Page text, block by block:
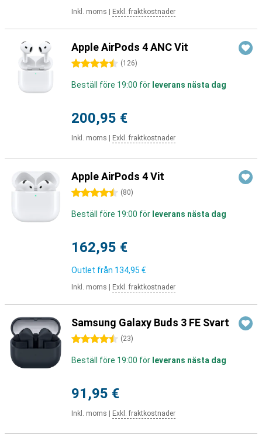
Inkl. moms Exkl. fraktkostnader
Apple AirPods 4 ANC Vit
4.5 stjärnor (126)
Beställ före 19:00 för leverans nästa dag
200,95 €
Inkl. moms Exkl. fraktkostnader
Apple AirPods 4 Vit
4.5 stjärnor (80)
Beställ före 19:00 för leverans nästa dag
162,95 €
Outlet från 134,95 €
Inkl. moms Exkl. fraktkostnader
Samsung Galaxy Buds 3 FE Svart
4.5 stjärnor (23)
Beställ före 19:00 för leverans nästa dag
91,95 €
Inkl. moms Exkl. fraktkostnader